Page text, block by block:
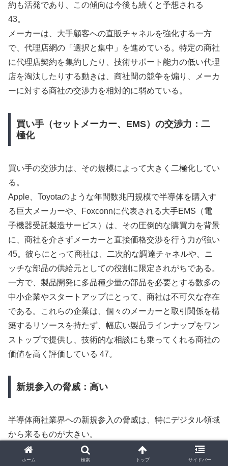
約も活発であり、この傾向は今後も続くと予想される
43。
メーカーは、大手顧客への直販チャネルを強化する一方
で、代理店網の「選択と集中」を進めている。特定の商社
に代理店契約を集約したり、技術サポート能力の低い代理
店を淘汰したりする動きは、商社間の競争を煽り、メーカ
ーに対する商社の交渉力を相対的に弱めている。
買い手（セットメーカー、EMS）の交渉力：二
極化
買い手の交渉力は、その規模によって大きく二極化してい
る。
Apple、Toyotaのような年間数兆円規模で半導体を購入す
る巨大メーカーや、Foxconnに代表される大手EMS（電
子機器受託製造サービス）は、その圧倒的な購買力を背景
に、商社を介さずメーカーと直接価格交渉を行う力が強い
45。彼らにとって商社は、二次的な調達チャネルや、ニ
ッチな部品の供給元としての役割に限定されがちである。
一方で、製品開発に多品種少量の部品を必要とする数多の
中小企業やスタートアップにとって、商社は不可欠な存在
である。これらの企業は、個々のメーカーと取引関係を構
築するリソースを持たず、幅広い製品ラインナップをワン
ストップで提供し、技術的な相談にも乗ってくれる商社の
価値を高く評価している 47。
新規参入の脅威：高い
半導体商社業界への新規参入の脅威は、特にデジタル領域
から来るものが大きい。
Digi-KeyやMouserに代表されるECプラットフォームは、
物理的な営業拠点や多数の営業担当者を必要としない、極
ホーム 検索 トップ サイドバー